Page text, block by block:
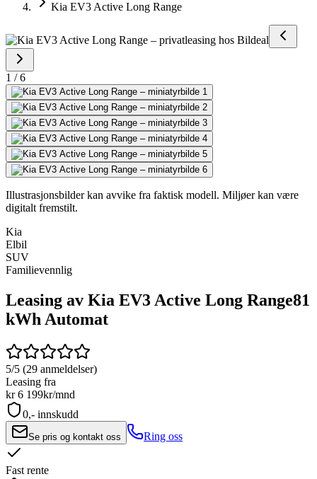
Kia EV3 Active Long Range
1 /6
Illustrasjonsbilder kan avvike fra faktisk modell. Miljøer kan være
digitalt fremstilt.
Kia
Elbil
SUV
Familievennlig
Leasing av Kia EV3 Active Long Range81
kWh Automat
5/5 (29 anmeldelser)
Leasing fra
kr 6 199kr/mnd
0,- innskudd
Se pris og kontakt oss Ring oss
Fast rente